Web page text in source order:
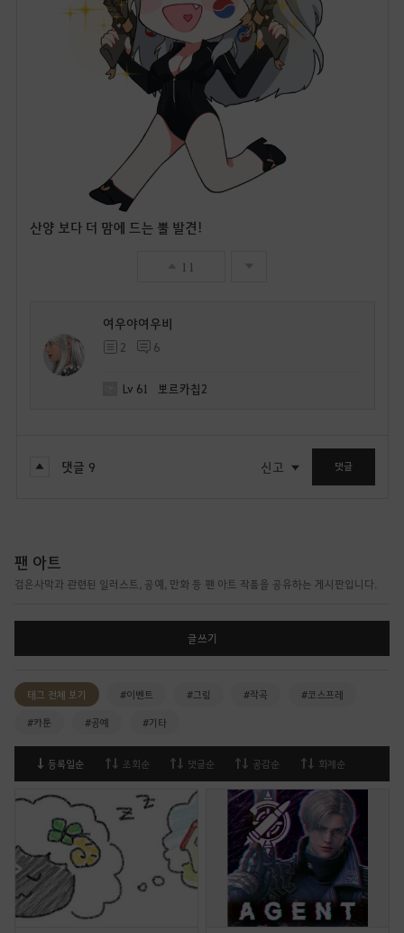
산양 보다 더 맘에 드는 뿔 발견!
11
여우야여우비
2 6
Lv 61 뽀르카칩2
댓글 9 신고 댓글
팬 아트
검은사막과 관련된 일러스트, 공예, 만화 등 팬 아트 작품을 공유하는 게시판입니다.
글쓰기
태그 전체 보기 #이벤트 #그림 #작곡 #코스프레
#카툰 #공예 #기타
등록일순 조회순 댓글순 공감순 화제순